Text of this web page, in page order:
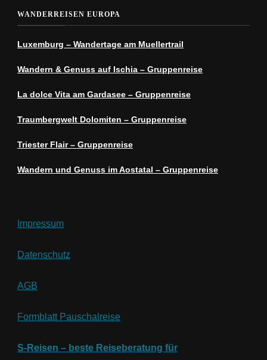
WANDERREISEN EUROPA
Luxemburg – Wandertage am Muellertrail
Wandern & Genuss auf Ischia – Gruppenreise
La dolce Vita am Gardasee – Gruppenreise
Traumbergwelt Dolomiten – Gruppenreise
Triester Flair – Gruppenreise
Wandern und Genuss im Aostatal – Gruppenreise
Impressum
Datenschutz
AGB
Formblatt Pauschalreise
S-Reisen – beste Reiseberatung für